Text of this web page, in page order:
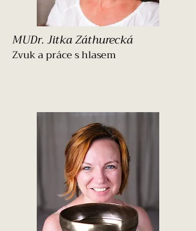
MUDr. Jitka Záthurecká
Zvuk a práce s hlasem